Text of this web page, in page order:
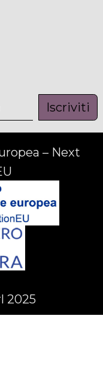
Iscriviti
– Next
Srl 2025